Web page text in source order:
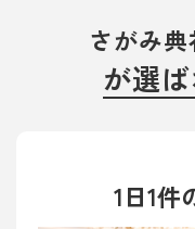
さがみ
が選
1日1件